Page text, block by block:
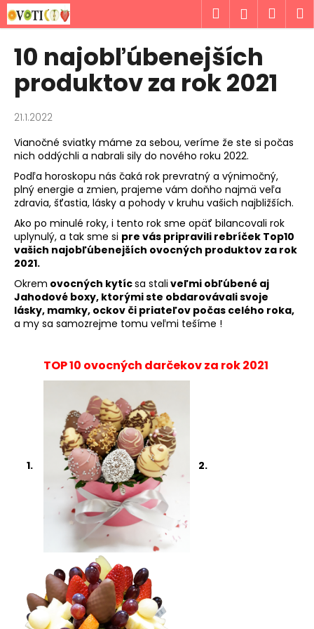
Prejsť
na
obsah
Hľadať
10 najobľúbenejších
produktov za rok 2021
21.1.2022
Vianočné sviatky máme za sebou, veríme že ste si počas
nich oddýchli a nabrali sily do nového roku 2022.
Podľa horoskopu nás čaká rok prevratný a výnimočný,
plný energie a zmien, prajeme vám doňho najmä veľa
zdravia, šťastia, lásky a pohody v kruhu vašich najbližších.
Ako po minulé roky, i tento rok sme opäť bilancovali rok
uplynulý, a tak sme si pre vás pripravili rebríček Top10
vašich najobľúbenejších ovocných produktov za rok
2021.
Okrem ovocných kytícsa stali veľmi obľúbené aj
Jahodové boxy, ktorými ste obdarovávali svoje
lásky, mamky, ockov či priateľov počas celého roka,
a my sa samozrejme tomu veľmi tešíme !
TOP 10 ovocných darčekov za rok 2021
1. 2.
K
o
Č
o
p
t
r
e
b
u
j
e
t
e
n
á
HĽADAŤ